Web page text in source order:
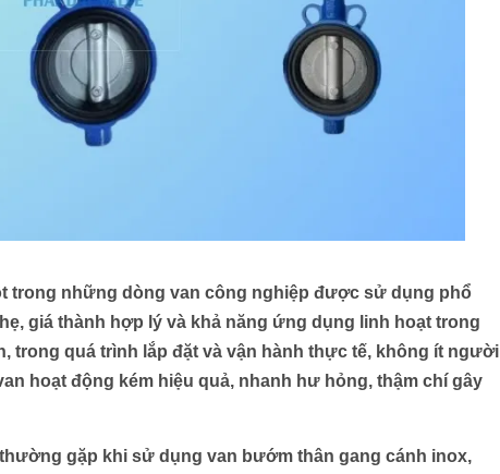
trong những dòng van công nghiệp được sử dụng phổ
giá thành hợp lý và khả năng ứng dụng linh hoạt trong
trong quá trình lắp đặt và vận hành thực tế, không ít người
hoạt động kém hiệu quả, nhanh hư hỏng, thậm chí gây
gặp khi sử dụng van bướm thân gang cánh inox,